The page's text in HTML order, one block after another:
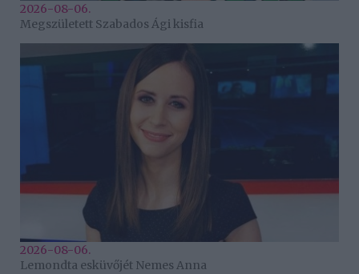
2026-08-06.
Megszületett Szabados Ági kisfia
2026-08-06.
Lemondta esküvőjét Nemes Anna